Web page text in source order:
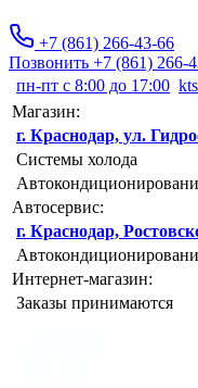
+7 (861) 266-43-66
Позвонить +7 (861) 266-
пн-пт с 8:00 до 17:00
Магазин:
г. Краснодар, ул.
Системы холода
Автосервис:
г. Краснодар,
Интернет-магазин:
Заказы принимаются